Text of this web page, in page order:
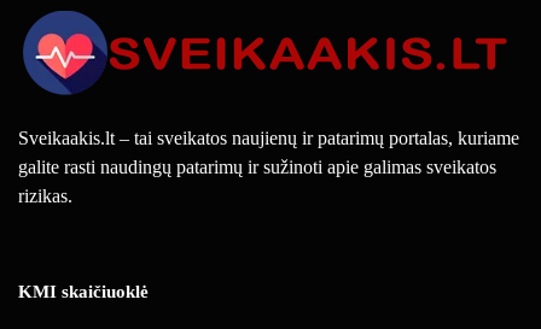
Sveikaakis.lt – tai sveikatos naujienų ir patarimų portalas, kuriame
galite rasti naudingų patarimų ir sužinoti apie galimas sveikatos
rizikas.
KMI skaičiuoklė